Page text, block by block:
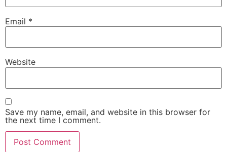
Email *
Website
Save my name, email, and website in this browser for
the next time I comment.